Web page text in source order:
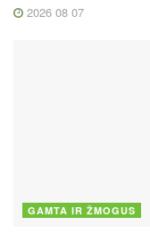
2026 08 07
GAMTA IR ŽMOGUS